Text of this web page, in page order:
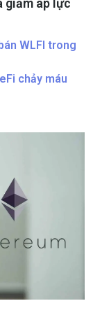
giảm áp lực
WLFI trong
chảy máu